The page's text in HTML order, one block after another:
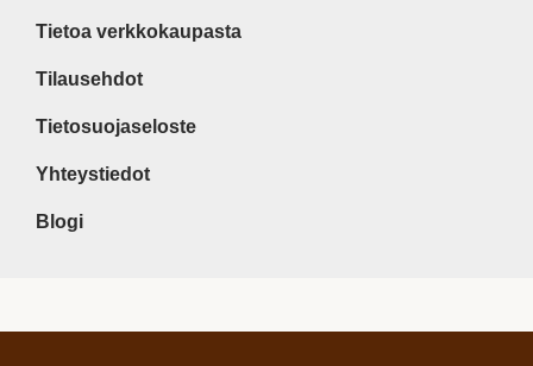
Tietoa verkkokaupasta
Tilausehdot
Tietosuojaseloste
Yhteystiedot
Blogi